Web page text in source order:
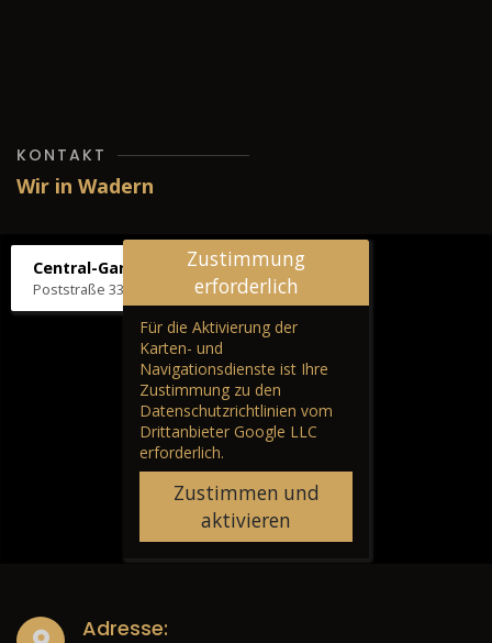
KONTAKT
Wir in Wadern
Central-Garage H. Wilhelm
Poststraße 33, 66687 Wadern
Zustimmung
erforderlich
Für die Aktivierung der
Karten- und
Navigationsdienste ist Ihre
Zustimmung zu den
Datenschutzrichtlinien vom
Drittanbieter Google LLC
erforderlich.
Zustimmen und
aktivieren
Adresse: